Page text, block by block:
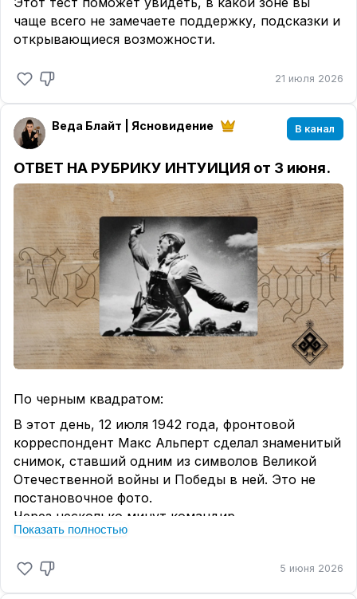
чаще всего не замечаете поддержку, подсказки и
открывающиеся возможности.
21 июля 2026
Веда Блайт | Ясновидение В канал
ОТВЕТ НА РУБРИКУ ИНТУИЦИЯ от 3 июня.
По черным квадратом:
В этот день, 12 июля 1942 года, фронтовой
корреспондент Макс Альперт сделал знаменитый
снимок, ставший одним из символов Великой
Отечественной войны и Победы в ней. Это не
постановочное фото.
Через несколько минут командир
Красной Армии, поднявший своих людей в атаку,
По самой распространённой версии, на фото
изображен младший политрукАлексей
Показать полностью
5 июня 2026